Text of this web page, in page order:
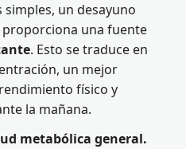
un desayuno
una fuente
. Esto se traduce en
un mejor
físico y
la mañana.
metabólica general.